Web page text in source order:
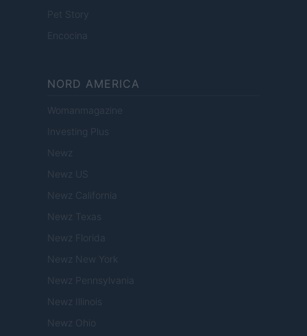
Pet Story
Encocina
NORD AMERICA
Womanmagazine
Investing Plus
Newz
Newz US
Newz California
Newz Texas
Newz Florida
Newz New York
Newz Pennsylvania
Newz Illinois
Newz Ohio